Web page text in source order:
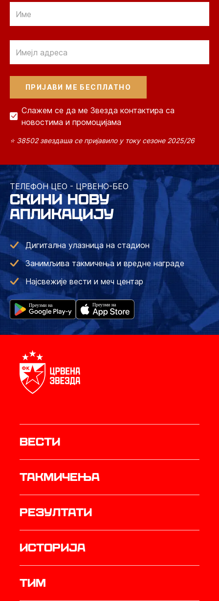
Слажем се да ме Звезда контактира са
новостима и промоцијама
⭐ 38502 звездаша се пријавило у току сезоне 2025/26
ТЕЛЕФОН ЦЕО - ЦРВЕНО-БЕО
СКИНИ НОВУ
АПЛИКАЦИЈУ
Дигитална улазница на стадион
Занимљива такмичења и вредне награде
Најсвежије вести и меч центар
Вести
Такмичења
резултати
историја
ТИМ